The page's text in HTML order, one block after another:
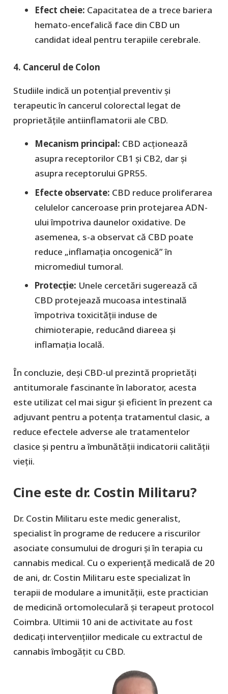
​Efect cheie: Capacitatea de a trece bariera
hemato-encefalică face din CBD un
candidat ideal pentru terapiile cerebrale.
4. Cancerul de Colon
​Studiile indică un potențial preventiv și
terapeutic în cancerul colorectal legat de
proprietățile antiinflamatorii ale CBD.
Mecanism principal: CBD acționează
asupra receptorilor CB1 și CB2, dar și
asupra receptorului GPR55.
Efecte observate: CBD reduce proliferarea
celulelor canceroase prin protejarea ADN-
ului împotriva daunelor oxidative. De
asemenea, s-a observat că CBD poate
reduce „inflamația oncogenică” în
micromediul tumoral.
​Protecție: Unele cercetări sugerează că
CBD protejează mucoasa intestinală
împotriva toxicității induse de
chimioterapie, reducând diareea și
inflamația locală.
În concluzie, deși CBD-ul prezintă proprietăți
antitumorale fascinante în laborator, acesta
este utilizat cel mai sigur și eficient în prezent ca
adjuvant pentru a potența tratamentul clasic, a
reduce efectele adverse ale tratamentelor
clasice și pentru a îmbunătății indicatorii calității
vieții.
Cine este dr. Costin Militaru?
Dr. Costin Militaru este medic generalist,
specialist în programe de reducere a riscurilor
asociate consumului de droguri și în terapia cu
cannabis medical. Cu o experiență medicală de 20
de ani, dr. Costin Militaru este specializat în
terapii de modulare a imunității, este practician
de medicină ortomoleculară și terapeut protocol
Coimbra. Ultimii 10 ani de activitate au fost
dedicați intervențiilor medicale cu extractul de
cannabis îmbogățit cu CBD.